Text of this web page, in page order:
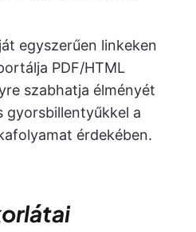
egyszerűen linkeken
PDF/HTML
szabhatja élményét
gyorsbillentyűkkel a
érdekében.